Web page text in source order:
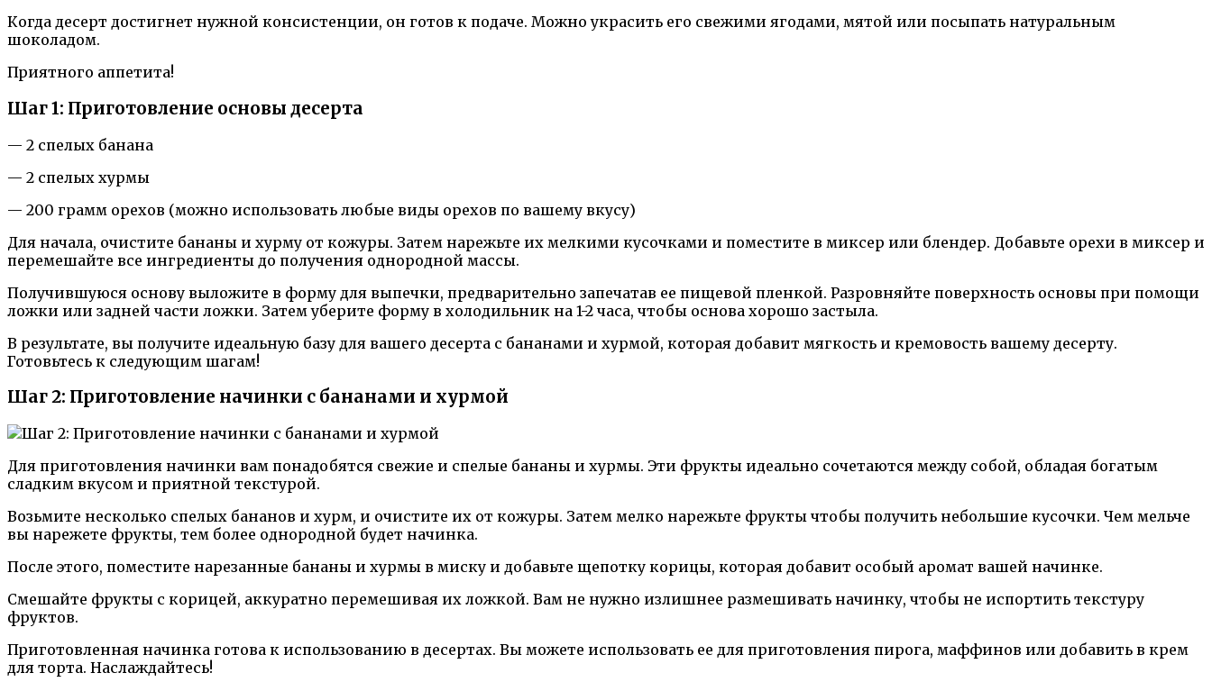
Когда десерт достигнет нужной консистенции, он готов к подаче. Можно украсить его свежими ягодами, мятой или посыпать натуральным
шоколадом.
Приятного аппетита!
Шаг 1: Приготовление основы десерта
— 2 спелых банана
— 2 спелых хурмы
— 200 грамм орехов (можно использовать любые виды орехов по вашему вкусу)
Для начала, очистите бананы и хурму от кожуры. Затем нарежьте их мелкими кусочками и поместите в миксер или блендер. Добавьте орехи в миксер и
перемешайте все ингредиенты до получения однородной массы.
Получившуюся основу выложите в форму для выпечки, предварительно запечатав ее пищевой пленкой. Разровняйте поверхность основы при помощи
ложки или задней части ложки. Затем уберите форму в холодильник на 1-2 часа, чтобы основа хорошо застыла.
В результате, вы получите идеальную базу для вашего десерта с бананами и хурмой, которая добавит мягкость и кремовость вашему десерту.
Готовьтесь к следующим шагам!
Шаг 2: Приготовление начинки с бананами и хурмой
Для приготовления начинки вам понадобятся свежие и спелые бананы и хурмы. Эти фрукты идеально сочетаются между собой, обладая богатым
сладким вкусом и приятной текстурой.
Возьмите несколько спелых бананов и хурм, и очистите их от кожуры. Затем мелко нарежьте фрукты чтобы получить небольшие кусочки. Чем мельче
вы нарежете фрукты, тем более однородной будет начинка.
После этого, поместите нарезанные бананы и хурмы в миску и добавьте щепотку корицы, которая добавит особый аромат вашей начинке.
Смешайте фрукты с корицей, аккуратно перемешивая их ложкой. Вам не нужно излишнее размешивать начинку, чтобы не испортить текстуру
фруктов.
Приготовленная начинка готова к использованию в десертах. Вы можете использовать ее для приготовления пирога, маффинов или добавить в крем
для торта. Наслаждайтесь!